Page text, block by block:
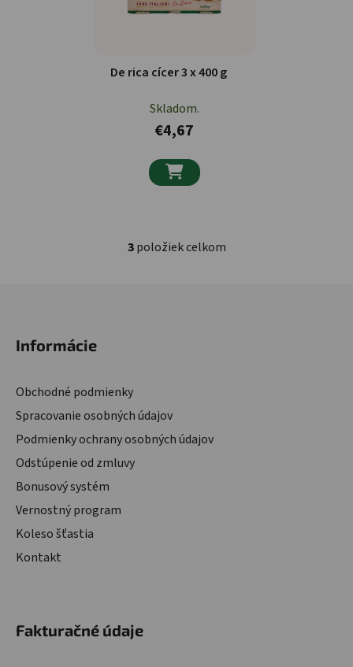
De rica cícer 3 x 400 g
Skladom.
€4,67

Ovládacie prvky výpisu
3položiek celkom
Informácie
Obchodné podmienky
Spracovanie osobných údajov
Podmienky ochrany osobných údajov
Odstúpenie od zmluvy
Bonusový systém
Vernostný program
Koleso šťastia
Kontakt
Fakturačné údaje